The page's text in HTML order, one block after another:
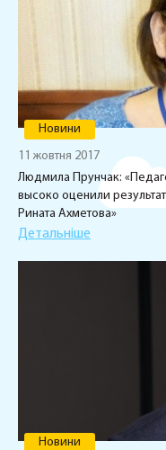
Новини
11 жовтня 2017
Людмила Прунчак:
высоко оценили
Рината Ахметова»
Детальніше
Новини